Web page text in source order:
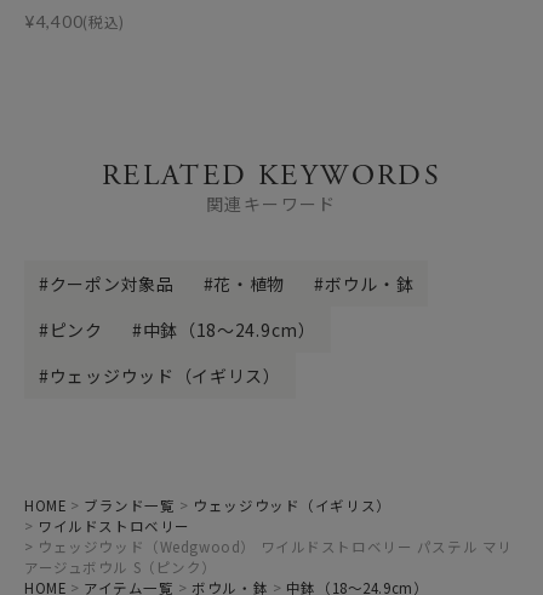
¥4,400(税込)
RELATED KEYWORDS
関連キーワード
クーポン対象品 花・植物
ボウル・鉢
ピンク
中鉢（18～24.9cm）
ウェッジウッド（イギリス）
HOME ブランド一覧
ウェッジウッド（イギリス）
ワイルドストロベリー
ウェッジウッド（Wedgwood） ワイルドストロベリー パステル マリ
アージュボウル S（ピンク）
HOME
アイテム一覧 ボウル・鉢
中鉢（18～24.9cm）